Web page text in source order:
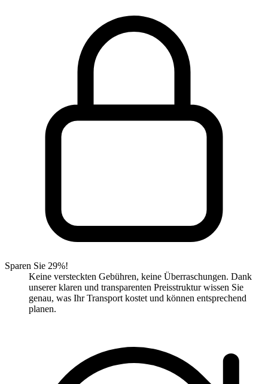
Sparen Sie 29%!
Keine versteckten Gebühren, keine Überraschungen. Dank
unserer klaren und transparenten Preisstruktur wissen Sie
genau, was Ihr Transport kostet und können entsprechend
planen.